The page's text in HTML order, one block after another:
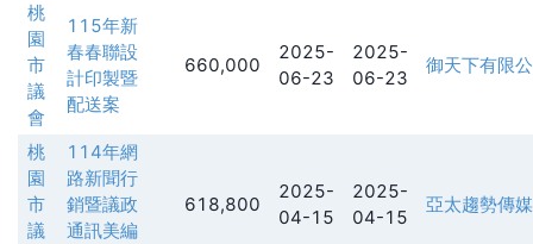
桃
園
市
議
會
115年新
春春聯設
計印製暨
配送案
660,000
2025-
06-23
2025-
06-23
御天下有限
桃
園
市
議
114年網
路新聞行
銷暨議政
通訊美編
618,800
2025-
04-15
2025-
04-15
亞太趨勢傳